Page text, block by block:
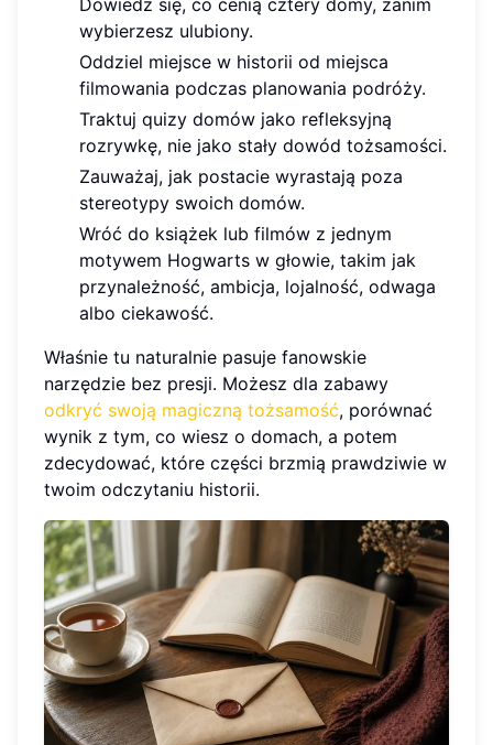
wybierzesz ulubiony.
Oddziel miejsce w historii od miejsca
filmowania podczas planowania podróży.
Traktuj quizy domów jako refleksyjną
rozrywkę, nie jako stały dowód tożsamości.
Zauważaj, jak postacie wyrastają poza
stereotypy swoich domów.
Wróć do książek lub filmów z jednym
motywem Hogwarts w głowie, takim jak
przynależność, ambicja, lojalność, odwaga
albo ciekawość.
Właśnie tu naturalnie pasuje fanowskie
narzędzie bez presji. Możesz dla zabawy
odkryć swoją magiczną tożsamość, porównać
wynik z tym, co wiesz o domach, a potem
zdecydować, które części brzmią prawdziwie w
twoim odczytaniu historii.